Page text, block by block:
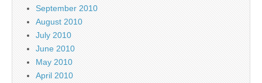
September 2010
August 2010
July 2010
June 2010
May 2010
April 2010